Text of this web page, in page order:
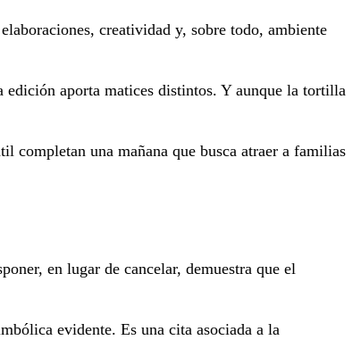
creatividad y, sobre todo, ambiente
edición aporta matices distintos. Y aunque la tortilla
completan una mañana que busca atraer a familias
en lugar de cancelar, demuestra que el
evidente. Es una cita asociada a la